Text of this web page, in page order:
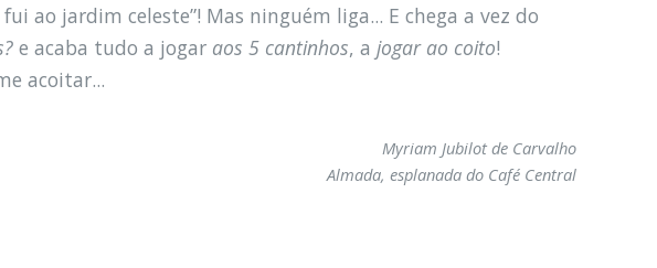
fui ao jardim celeste”! Mas ninguém liga... E chega a vez do
e acaba tudo a jogar aos 5 cantinhos, ajogar ao coito!
acoitar...
Myriam Jubilot de Carvalho
Almada, esplanada do Café Central